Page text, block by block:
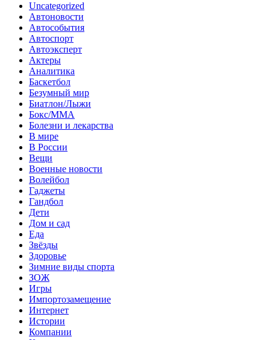
Uncategorized
Автоновости
Автособытия
Автоспорт
Автоэксперт
Актеры
Аналитика
Баскетбол
Безумный мир
Биатлон/Лыжи
Бокс/MMA
Болезни и лекарства
В мире
В России
Вещи
Военные новости
Волейбол
Гаджеты
Гандбол
Дети
Дом и сад
Еда
Звёзды
Здоровье
Зимние виды спорта
ЗОЖ
Игры
Импортозамещение
Интернет
Истории
Компании